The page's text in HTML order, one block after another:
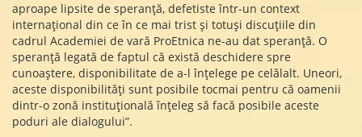
aproape lipsite de speranță, defetiste într-un context
internațional din ce în ce mai trist și totuși discuțiile din
cadrul Academiei de vară ProEtnica ne-au dat speranță. O
speranță legată de faptul că există deschidere spre
cunoaștere, disponibilitate de a-l înțelege pe celălalt. Uneori,
aceste disponibilități sunt posibile tocmai pentru că oamenii
dintr-o zonă instituțională înțeleg să facă posibile aceste
poduri ale dialogului”.